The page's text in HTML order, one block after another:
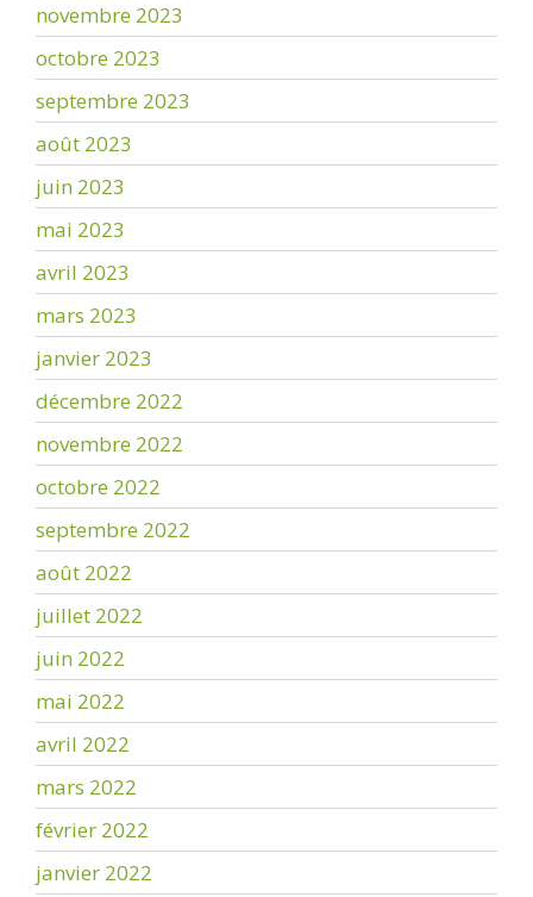
novembre 2023
octobre 2023
septembre 2023
août 2023
juin 2023
mai 2023
avril 2023
mars 2023
janvier 2023
décembre 2022
novembre 2022
octobre 2022
septembre 2022
août 2022
juillet 2022
juin 2022
mai 2022
avril 2022
mars 2022
février 2022
janvier 2022